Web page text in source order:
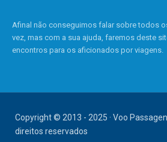
Afinal não conseguimos falar sobre todos
vez, mas com a sua ajuda, faremos deste
encontros para os aficionados por viagens.
Copyright © 2013 - 2025 · Voo
direitos reservados